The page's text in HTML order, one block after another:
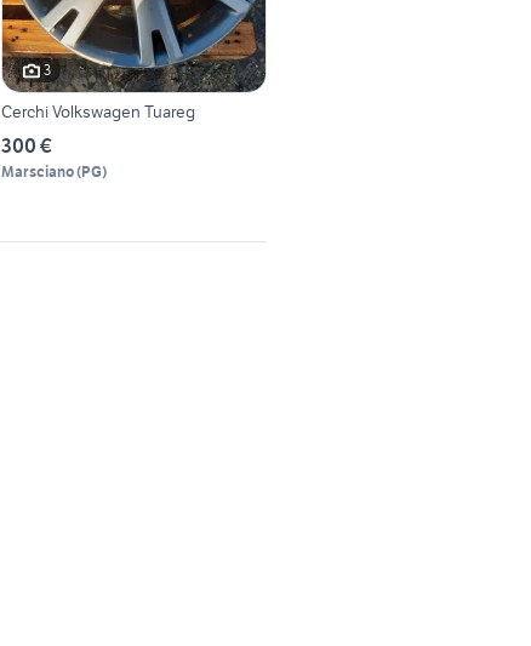
3
Cerchi Volkswagen Tuareg
300 €
Marsciano(PG)